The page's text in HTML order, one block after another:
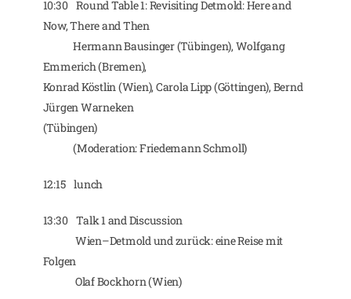
10:30 Round Table 1: Revisiting Detmold: Here and
Now, There and Then
Hermann Bausinger (Tübingen), Wolfgang
Emmerich (Bremen),
Konrad Köstlin (Wien), Carola Lipp (Göttingen), Bernd
Jürgen Warneken
(Tübingen)
(Moderation: Friedemann Schmoll)
12:15 lunch
13:30 Talk 1 and Discussion
Wien–Detmold und zurück: eine Reise mit
Folgen
Olaf Bockhorn (Wien)